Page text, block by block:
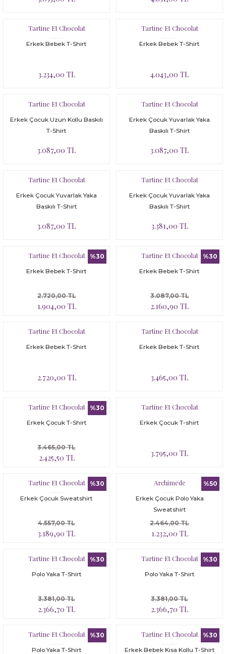
Tartine Et Chocolat
Erkek Bebek T-Shirt
3.234,00 TL
Tartine Et Chocolat
Erkek Bebek T-Shirt
4.043,00 TL
Tartine Et Chocolat
Erkek Çocuk Uzun Kollu Baskılı
T-Shirt
3.087,00 TL
Tartine Et Chocolat
Erkek Çocuk Yuvarlak Yaka
Baskılı T-Shirt
3.087,00 TL
Tartine Et Chocolat
Erkek Çocuk Yuvarlak Yaka
Baskılı T-Shirt
3.087,00 TL
Tartine Et Chocolat
Erkek Çocuk Yuvarlak Yaka
Baskılı T-Shirt
3.381,00 TL
%30
Tartine Et Chocolat
Erkek Bebek T-Shirt
1.904,00 TL
2.720,00 TL
%30
Tartine Et Chocolat
Erkek Bebek T-Shirt
2.160,90 TL
3.087,00 TL
Tartine Et Chocolat
Erkek Bebek T-Shirt
2.720,00 TL
Tartine Et Chocolat
Erkek Bebek T-Shirt
3.465,00 TL
%30
Tartine Et Chocolat
Erkek Çocuk T-Shirt
2.425,50 TL
3.465,00 TL
Tartine Et Chocolat
Erkek Çocuk T-shirt
3.795,00 TL
%30
Tartine Et Chocolat
Erkek Çocuk Sweatshirt
3.189,90 TL
4.557,00 TL
%50
Archimede
Erkek Çocuk Polo Yaka
Sweatshirt
1.232,00 TL
2.464,00 TL
%30
Tartine Et Chocolat
Polo Yaka T-Shirt
2.366,70 TL
3.381,00 TL
%30
Tartine Et Chocolat
Polo Yaka T-Shirt
2.366,70 TL
3.381,00 TL
%30
Tartine Et Chocolat
Polo Yaka T-Shirt
%30
Tartine Et Chocolat
Erkek Bebek Kısa Kollu T-Shirt